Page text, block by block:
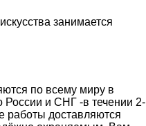
занимается
по всему миру в
России и СНГ -в течении 2-
работы доставляются